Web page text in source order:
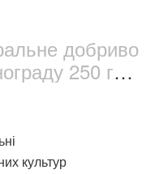
добриво
250 г
культур